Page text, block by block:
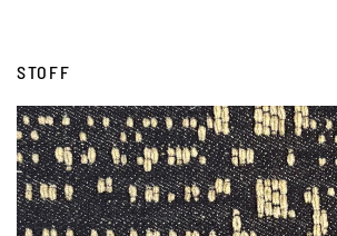
STOFF